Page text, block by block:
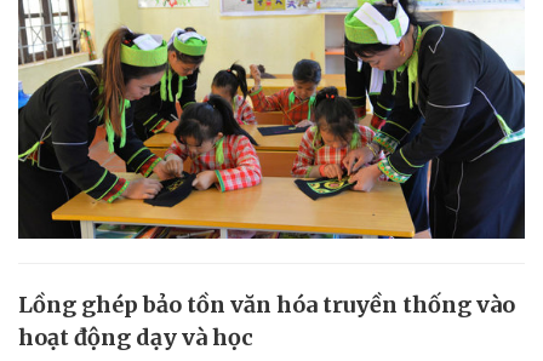
Lồng ghép bảo tồn văn hóa truyền thống vào
hoạt động dạy và học